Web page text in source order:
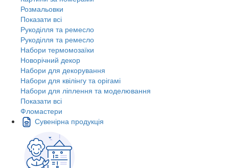
Розмальовки
Показати всі
Рукоділля та ремесло
Рукоділля та ремесло
Набори термомозаїки
Новорічний декор
Набори для декорування
Набори для квілінгу та орігамі
Набори для ліплення та моделювання
Показати всі
Фломастери
Сувенірна продукція